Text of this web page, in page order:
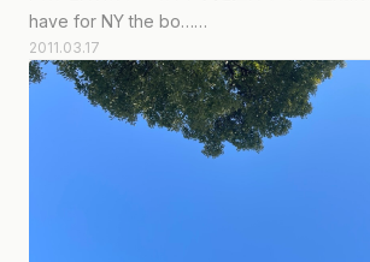
have for NY the bo……
2011.03.17